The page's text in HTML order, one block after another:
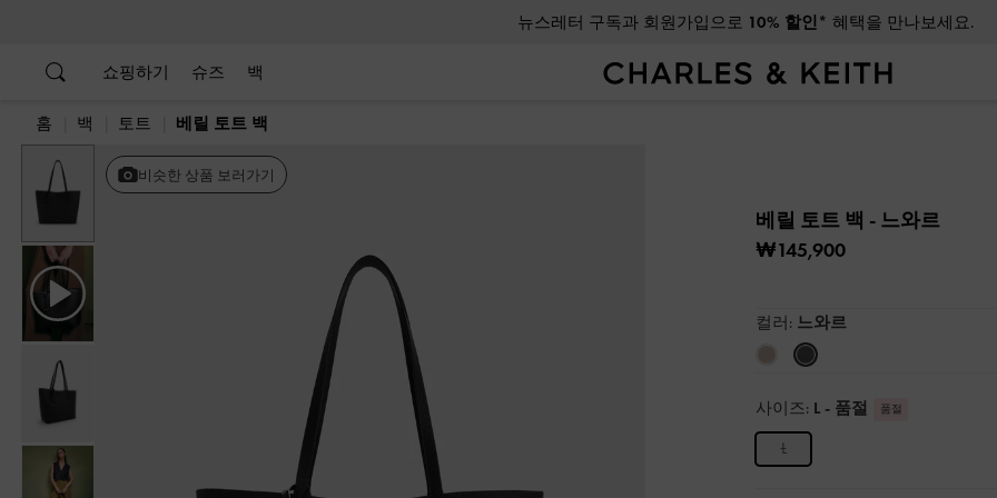
뉴스레터 구독과 회원가입으로 10% 할인* 혜택을 만나보세요.
쇼핑하기 슈즈 백
홈 백 토트 베릴 토트 백
Previous 비슷한 상품 보러가기
베릴 토트 백 - 느와르
₩145,900
컬러: 느와르
사이즈: L - 품절 품절
L